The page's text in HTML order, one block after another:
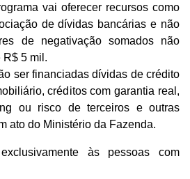
vai oferecer recursos como
de dívidas bancárias e não
de negativação somados não
R$ 5 mil.
ser financiadas dívidas de crédito
créditos com garantia real,
ou risco de terceiros e outras
ato do Ministério da Fazenda.
às pessoas com